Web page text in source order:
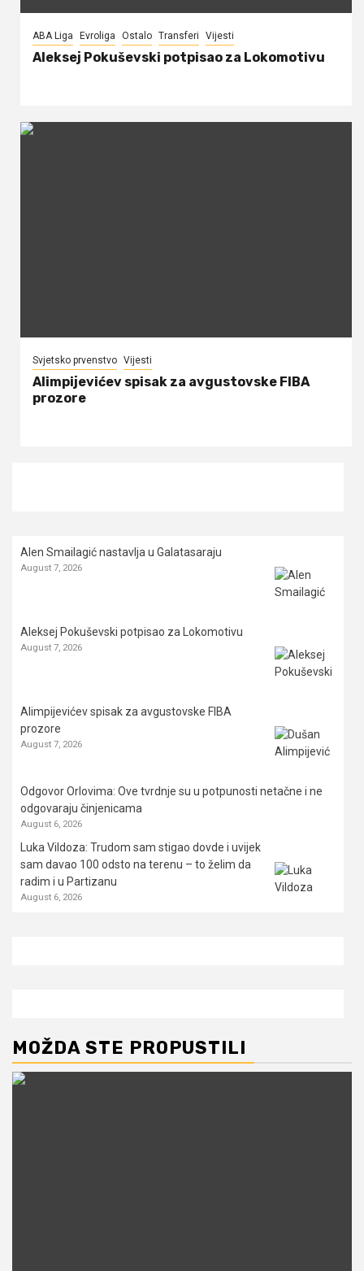
ABA Liga Evroliga Ostalo Transferi Vijesti
Aleksej Pokuševski potpisao za Lokomotivu
Svjetsko prvenstvo Vijesti
Alimpijevićev spisak za avgustovske FIBA
prozore
Alen Smailagić nastavlja u Galatasaraju
August 7, 2026
Aleksej Pokuševski potpisao za Lokomotivu
August 7, 2026
Alimpijevićev spisak za avgustovske FIBA
prozore
August 7, 2026
Odgovor Orlovima: ​Ove tvrdnje su u potpunosti netačne i ne
odgovaraju činjenicama
August 6, 2026
Luka Vildoza: Trudom sam stigao dovde i uvijek
sam davao 100 odsto na terenu – to želim da
radim i u Partizanu
August 6, 2026
MOŽDA STE PROPUSTILI